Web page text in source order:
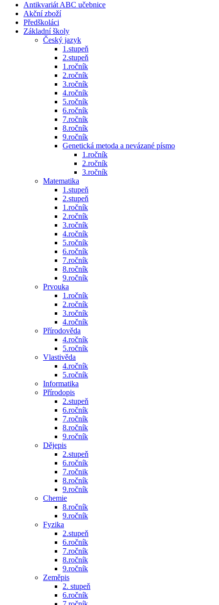
Antikvariát ABC učebnice
Akční zboží
Předškoláci
Základní školy
Český jazyk
1.stupeň
2.stupeň
1.ročník
2.ročník
3.ročník
4.ročník
5.ročník
6.ročník
7.ročník
8.ročník
9.ročník
Genetická metoda a nevázané písmo
1.ročník
2.ročník
3.ročník
Matematika
1.stupeň
2.stupeň
1.ročník
2.ročník
3.ročník
4.ročník
5.ročník
6.ročník
7.ročník
8.ročník
9.ročník
Prvouka
1.ročník
2.ročník
3.ročník
4.ročník
Přírodověda
4.ročník
5.ročník
Vlastivěda
4.ročník
5.ročník
Informatika
Přírodopis
2.stupeň
6.ročník
7.ročník
8.ročník
9.ročník
Dějepis
2.stupeň
6.ročník
7.ročnik
8.ročník
9.ročník
Chemie
8.ročník
9.ročník
Fyzika
2.stupeň
6.ročník
7.ročník
8.ročník
9.ročník
Zeměpis
2. stupeň
6.ročník